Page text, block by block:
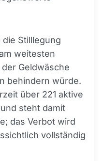
Stilllegung
weitesten
Geldwäsche
behindern würde.
über 221 aktive
steht damit
das Verbot wird
vollständig